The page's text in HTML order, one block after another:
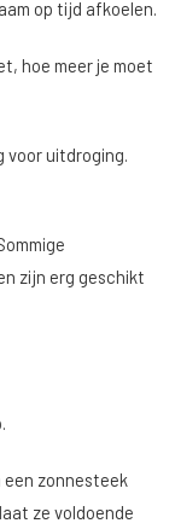
op tijd afkoelen.
hoe meer je moet
voor uitdroging.
zijn erg geschikt
een zonnesteek
ze voldoende